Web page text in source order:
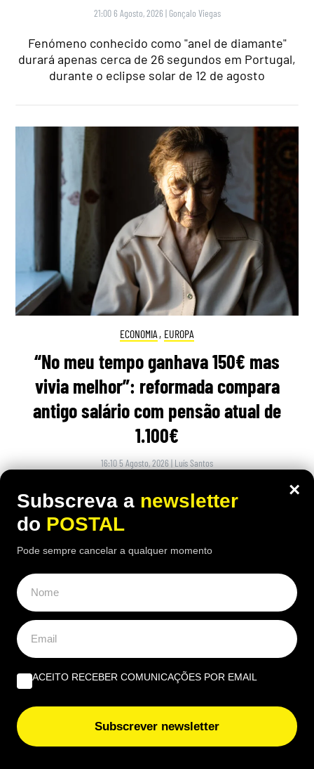
21:00 6 Agosto, 2026 | Gonçalo Viegas
Fenómeno conhecido como "anel de diamante"
durará apenas cerca de 26 segundos em Portugal,
durante o eclipse solar de 12 de agosto
ECONOMIA , EUROPA
“No meu tempo ganhava 150€ mas
vivia melhor”: reformada compara
antigo salário com pensão atual de
1.100€
16:10 5 Agosto, 2026|Luís Santos
Reformada espanhola revela como consegue gerir
mensalmente uma pensão de 1.100 euros perante
preços cada vez mais elevados
×
Subscreva a newsletter
do POSTAL
Pode sempre cancelar a qualquer momento
ACEITO RECEBER COMUNICAÇÕES POR EMAIL
Subscrever newsletter